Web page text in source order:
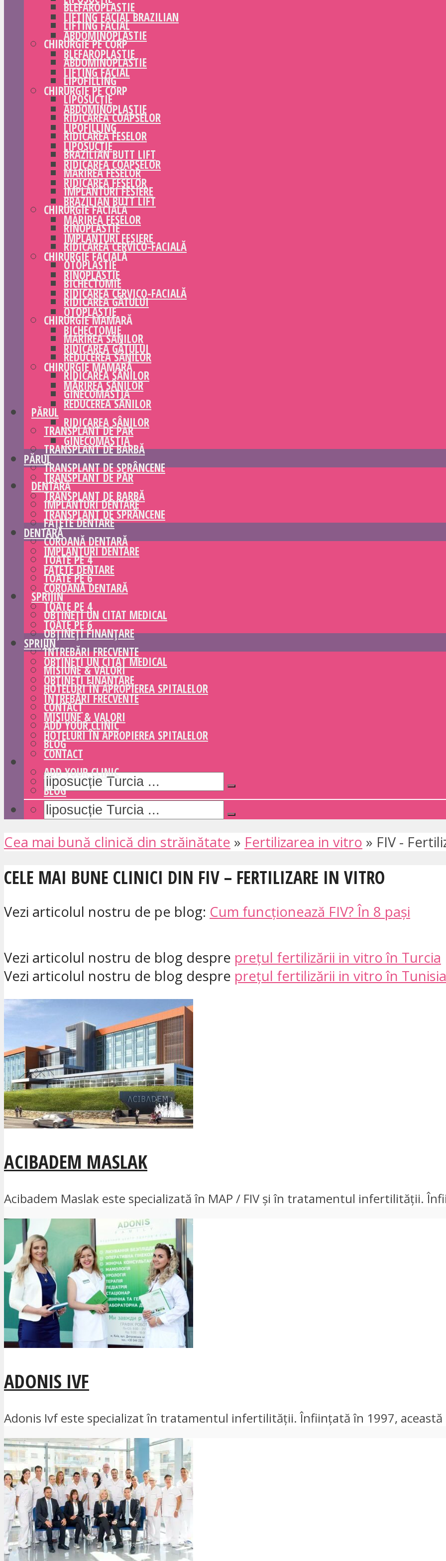
BLEFAROPLASTIE
LIFTING FACIAL
CHIRURGIE PE CORP
ABDOMINOPLASTIE
LIPOFILLING
LIPOSUCȚIE
RIDICAREA COAPSELOR
RIDICAREA FESELOR
BRAZILIAN BUTT LIFT
MĂRIREA FESELOR
IMPLANTURI FESIERE
CHIRURGIE FACIALĂ
RINOPLASTIE
RIDICAREA CERVICO-FACIALĂ
OTOPLASTIE
BICHECTOMIE
RIDICAREA GÂTULUI
CHIRURGIE MAMARĂ
MĂRIREA SÂNILOR
REDUCEREA SÂNILOR
RIDICAREA SÂNILOR
GINECOMASTIA
PĂRUL
TRANSPLANT DE PĂR
TRANSPLANT DE BARBĂ
TRANSPLANT DE SPRÂNCENE
DENTARĂ
IMPLANTURI DENTARE
FAȚETE DENTARE
COROANĂ DENTARĂ
TOATE PE 4
TOATE PE 6
SPRIJIN
OBȚINEȚI UN CITAT MEDICAL
OBȚINEȚI FINANȚARE
ÎNTREBĂRI FRECVENTE
MISIUNE & VALORI
HOTELURI ÎN APROPIEREA SPITALELOR
CONTACT
ADD YOUR CLINIC
BLOG
LIFTING FACIAL BRAZILIAN
ABDOMINOPLASTIE
BLEFAROPLASTIE
LIFTING FACIAL
CHIRURGIE PE CORP
ABDOMINOPLASTIE
LIPOFILLING
LIPOSUCȚIE
RIDICAREA COAPSELOR
RIDICAREA FESELOR
BRAZILIAN BUTT LIFT
MĂRIREA FESELOR
IMPLANTURI FESIERE
CHIRURGIE FACIALĂ
RINOPLASTIE
RIDICAREA CERVICO-FACIALĂ
OTOPLASTIE
BICHECTOMIE
RIDICAREA GÂTULUI
CHIRURGIE MAMARĂ
MĂRIREA SÂNILOR
REDUCEREA SÂNILOR
RIDICAREA SÂNILOR
GINECOMASTIA
PĂRUL
TRANSPLANT DE PĂR
TRANSPLANT DE BARBĂ
TRANSPLANT DE SPRÂNCENE
DENTARĂ
IMPLANTURI DENTARE
FAȚETE DENTARE
COROANĂ DENTARĂ
TOATE PE 4
TOATE PE 6
SPRIJIN
OBȚINEȚI UN CITAT MEDICAL
OBȚINEȚI FINANȚARE
ÎNTREBĂRI FRECVENTE
MISIUNE & VALORI
HOTELURI ÎN APROPIEREA SPITALELOR
CONTACT
ADD YOUR CLINIC
BLOG
Cea mai bună clinică din străinătate » Fertilizarea in vitro » FIV -
CELE MAI BUNE CLINICI DIN FIV – FERTILIZARE IN VITRO
Vezi articolul nostru de pe blog: Cum funcționează FIV? În 8 pași
Vezi articolul nostru de blog despre prețul fertilizării in vitro în Turcia
Vezi articolul nostru de blog despre prețul fertilizării in vitro în Tunisia
ACIBADEM MASLAK
Acibadem Maslak este specializată în MAP / FIV și în tratamentul infertilității.
ADONIS IVF
Adonis Ivf este specializat în tratamentul infertilității. Înființată în 1997,